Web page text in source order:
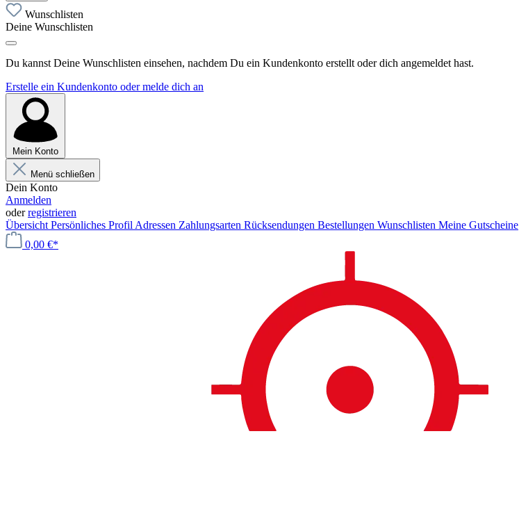
Wunschlisten
Deine Wunschlisten
Du kannst Deine Wunschlisten einsehen, nachdem Du ein Kundenkonto erstellt oder dich angemeldet hast.
Erstelle ein Kundenkonto oder melde dich an
Mein Konto
Menü schließen
Dein Konto
Anmelden
oderregistrieren
Übersicht Persönliches Profil Adressen Zahlungsarten Rücksendungen Bestellungen Wunschlisten Meine Gutscheine
0,00 €*